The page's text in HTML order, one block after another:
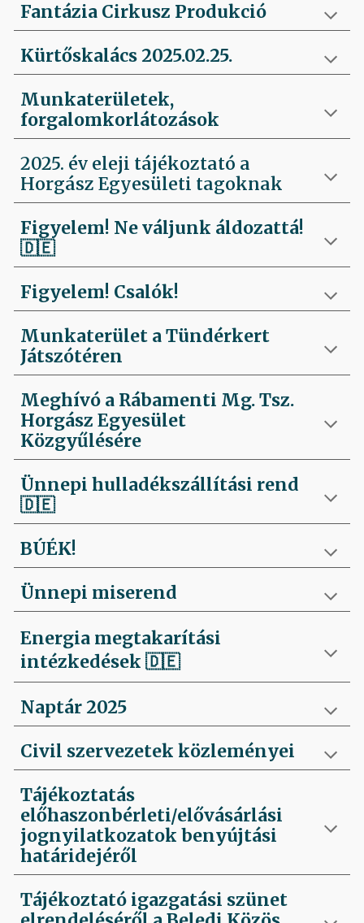
Fantázia Cirkusz Produkció
Kürtőskalács 2025.02.25.
Munkaterületek,
forgalomkorlátozások
2025. év eleji tájékoztató a
Horgász Egyesületi tagoknak
Figyelem! Ne váljunk áldozattá!
🇩🇪
Figyelem! Csalók!
Munkaterület a Tündérkert
Játszótéren
Meghívó a Rábamenti Mg. Tsz.
Horgász Egyesület
Közgyűlésére
Ünnepi hulladékszállítási rend
🇩🇪
BÚÉK!
Ünnepi miserend
Energia megtakarítási
intézkedések🇩🇪
Naptár 2025
Civil szervezetek közleményei
Tájékoztatás
előhaszonbérleti/elővásárlási
jognyilatkozatok benyújtási
határidejéről
Tájékoztató igazgatási szünet